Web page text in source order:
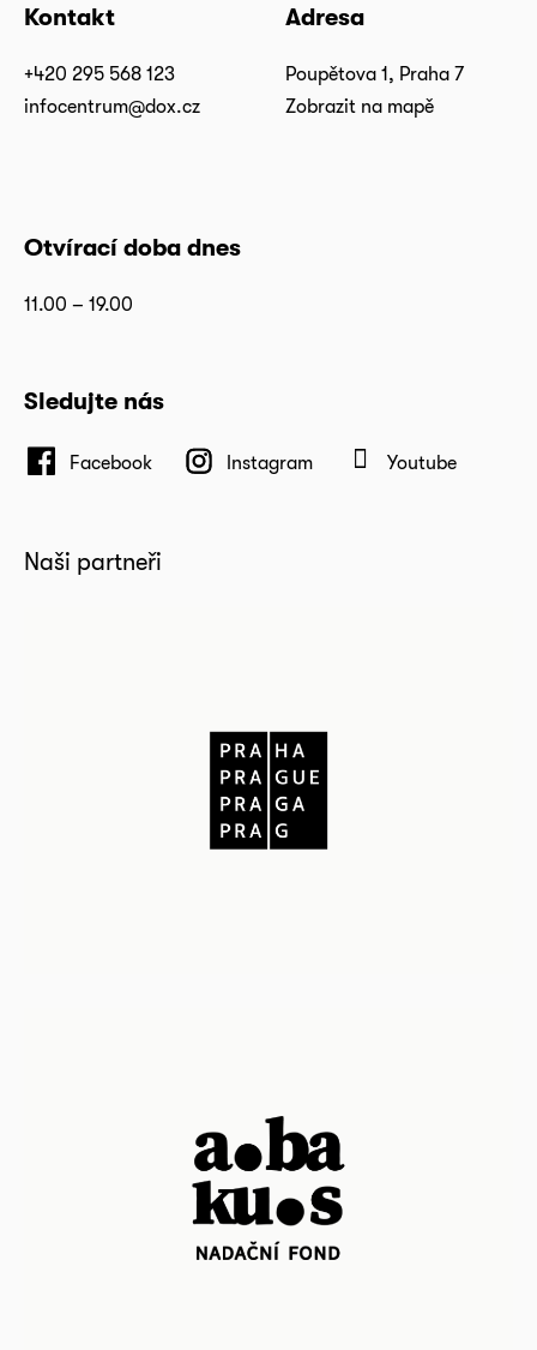
Kontakt
+420 295 568 123
infocentrum@dox.cz
Adresa
Poupětova 1, Praha 7
Zobrazit na mapě
Otvírací doba dnes
11.00 – 19.00
Sledujte nás
Facebook Instagram Youtube
Naši partneři